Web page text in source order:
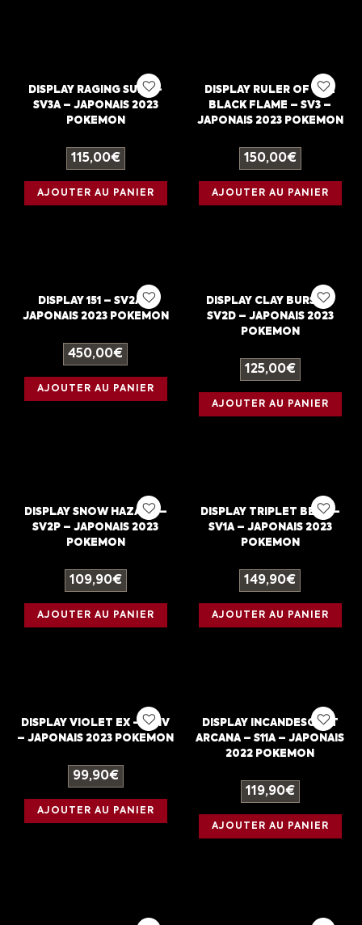
DISPLAY RAGING SURF –
SV3A – JAPONAIS 2023
POKEMON
115,00€
AJOUTER AU PANIER
DISPLAY RULER OF THE
BLACK FLAME – SV3 –
JAPONAIS 2023 POKEMON
150,00€
AJOUTER AU PANIER
DISPLAY 151 – SV2A –
JAPONAIS 2023 POKEMON
450,00€
AJOUTER AU PANIER
DISPLAY CLAY BURST –
SV2D – JAPONAIS 2023
POKEMON
125,00€
AJOUTER AU PANIER
DISPLAY SNOW HAZARD –
SV2P – JAPONAIS 2023
POKEMON
109,90€
AJOUTER AU PANIER
DISPLAY TRIPLET BEAT –
SV1A – JAPONAIS 2023
POKEMON
149,90€
AJOUTER AU PANIER
DISPLAY VIOLET EX – SV1V
– JAPONAIS 2023 POKEMON
99,90€
AJOUTER AU PANIER
DISPLAY INCANDESCENT
ARCANA – S11A – JAPONAIS
2022 POKEMON
119,90€
AJOUTER AU PANIER